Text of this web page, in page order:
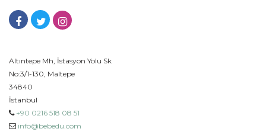
Altıntepe Mh, İstasyon Yolu Sk
No:3/1-130, Maltepe
34840
İstanbul
+90 0216 518 08 51
info@bebedu.com